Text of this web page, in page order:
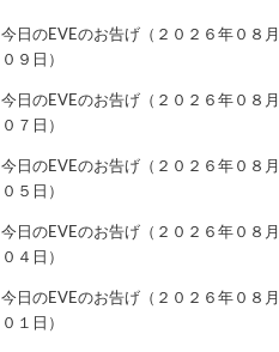
今日のEVEのお告げ（２０２６年０８月
０９日）
今日のEVEのお告げ（２０２６年０８月
０７日）
今日のEVEのお告げ（２０２６年０８月
０５日）
今日のEVEのお告げ（２０２６年０８月
０４日）
今日のEVEのお告げ（２０２６年０８月
０１日）